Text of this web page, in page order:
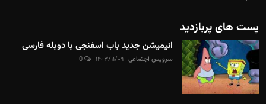
پست های پربازدید
انیمیشن جدید باب اسفنجی با دوبله فارسی
سرویس اجتماعی ۱۴۰۳/۱۱/۰۹